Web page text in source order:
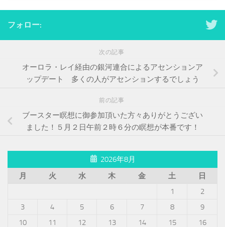
フォロー:
次の記事
オーロラ・レイ経由の銀河連合によるアセンションア
ップデート 多くの人がアセンションするでしょう
前の記事
ブースター瞑想に御参加頂いた方々ありがとうござい
ました！５月２日午前２時６分の瞑想が本番です！
2026年8月
月
火 水 木 金 土
日
1
2
3
4 5 6 7 8
9
10
11 12 13 14 15 16